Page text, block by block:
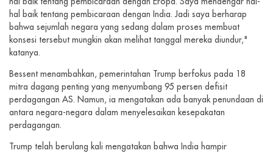
hal baik tentang pembicaraan dengan India. Jadi saya berharap
bahwa sejumlah negara yang sedang dalam proses membuat
konsesi tersebut mungkin akan melihat tanggal mereka diundur,"
katanya.
Bessent menambahkan, pemerintahan Trump berfokus pada 18
mitra dagang penting yang menyumbang 95 persen defisit
perdagangan AS. Namun, ia mengatakan ada banyak penundaan di
antara negara-negara dalam menyelesaikan kesepakatan
perdagangan.
Trump telah berulang kali mengatakan bahwa India hampir